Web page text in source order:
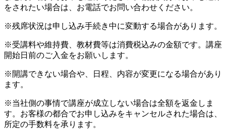
をされたい場合は、お電話でお問い合わせください。
※残席状況は申し込み手続き中に変動する場合があります。
※受講料や維持費、教材費等は消費税込みの金額です。講座
開始日前のご入金をお願いします。
※開講できない場合や、日程、内容が変更になる場合があり
ます。
※当社側の事情で講座が成立しない場合は全額を返金しま
す。お客様の都合でお申し込みをキャンセルされた場合は、
所定の手数料を承ります。